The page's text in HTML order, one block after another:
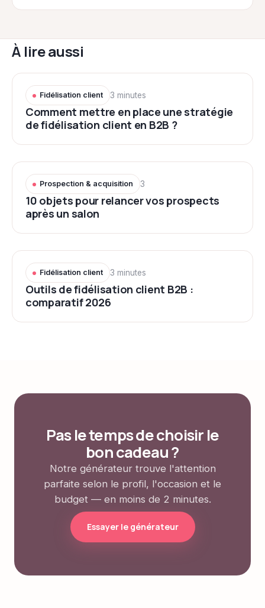
À lire aussi
Fidélisation client 3 minutes
Comment mettre en place une stratégie
de fidélisation client en B2B ?
Prospection & acquisition 3
10 objets pour relancer vos prospects
après un salon
Fidélisation client 3 minutes
Outils de fidélisation client B2B :
comparatif 2026
Pas le temps de choisir le
bon cadeau ?
Notre générateur trouve l'attention
parfaite selon le profil, l'occasion et le
budget — en moins de 2 minutes.
Essayer le générateur